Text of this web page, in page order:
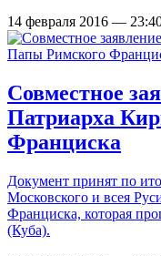
14 февраля 2016 —
Совместное
Патриарха
Франциска
Документ принят по
Московского и всея
Франциска, которая
(Куба).